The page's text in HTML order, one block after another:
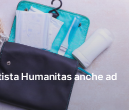
Humanitas anche ad